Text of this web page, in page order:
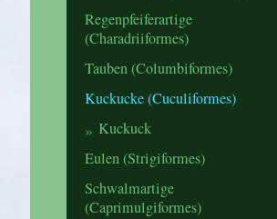
Regenpfeiferartige
(Charadriiformes)
Tauben (Columbiformes)
Kuckucke (Cuculiformes)
Kuckuck
Eulen (Strigiformes)
Schwalmartige
(Caprimulgiformes)